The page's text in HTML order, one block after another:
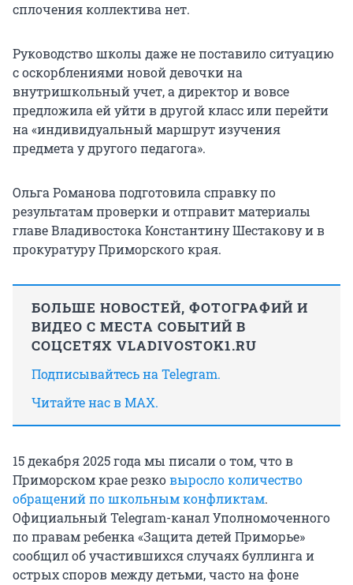
сплочения коллектива нет.
Руководство школы даже не поставило ситуацию
с оскорблениями новой девочки на
внутришкольный учет, а директор и вовсе
предложила ей уйти в другой класс или перейти
на «индивидуальный маршрут изучения
предмета у другого педагога».
Ольга Романова подготовила справку по
результатам проверки и отправит материалы
главе Владивостока Константину Шестакову и в
прокуратуру Приморского края.
БОЛЬШЕ НОВОСТЕЙ, ФОТОГРАФИЙ И
ВИДЕО С МЕСТА СОБЫТИЙ В
СОЦСЕТЯХ VLADIVOSTOK1.RU
Подписывайтесь на Telegram.
Читайте нас в MAX.
15 декабря 2025 года мы писали о том, что в
Приморском крае резковыросло количество
обращений по школьным конфликтам.
Официальный Telegram-канал Уполномоченного
по правам ребенка «Защита детей Приморье»
сообщил об участившихся случаях буллинга и
острых споров между детьми, часто на фоне